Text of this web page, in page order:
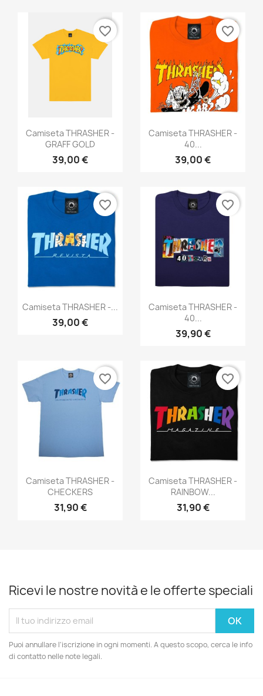
Anteprima
Camiseta THRASHER -
GRAFF GOLD
39,00 €
favorite_border
Anteprima
Camiseta THRASHER -
40...
39,00 €
favorite_border
Anteprima
Camiseta THRASHER -...
39,00 €
favorite_border
Anteprima
Camiseta THRASHER -
40...
39,90 €
favorite_border
Anteprima
Camiseta THRASHER -
CHECKERS
31,90 €
favorite_border
Anteprima
Camiseta THRASHER -
RAINBOW...
31,90 €
favorite_border
Ricevi le nostre novità e le offerte speciali
Puoi annullare l'iscrizione in ogni momenti. A questo scopo, cerca le info
di contatto nelle note legali.